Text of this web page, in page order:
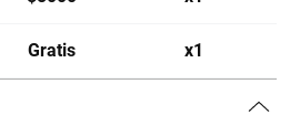
Gratis x1